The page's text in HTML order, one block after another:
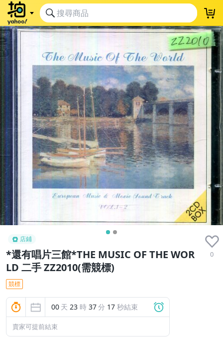
店鋪
*還有唱片三館*THE MUSIC OF THE WOR
LD 二手 ZZ2010(需競標)
0
競標
00 天 23 時 37分 16 秒結束
賣家可提前結束